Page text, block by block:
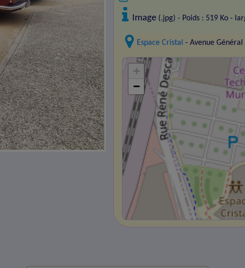
Image (.jpg) - Poids : 519 Ko -
Espace Cristal - Avenue Général
+
−